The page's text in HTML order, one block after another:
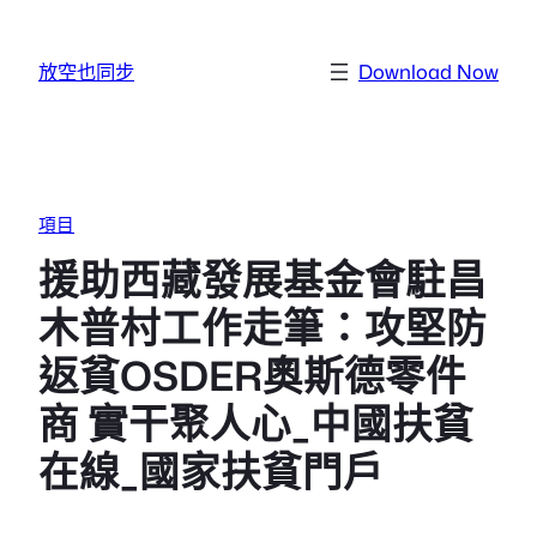
放空也同步 Download Now
項目
援助西藏發展基金會駐昌
木普村工作走筆：攻堅防
返貧OSDER奧斯德零件
商 實干聚人心_中國扶貧
在線_國家扶貧門戶